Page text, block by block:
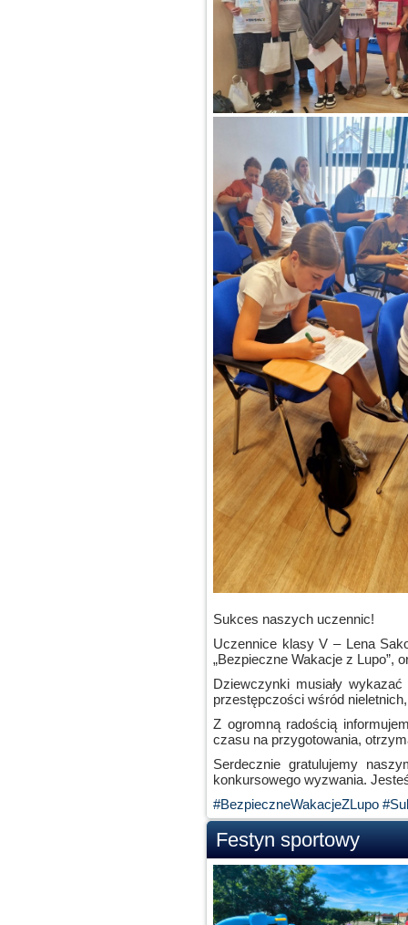
Sukces naszych uczennic!
Uczennice klasy V – Lena
„Bezpieczne Wakacje z Lupo”,
Dziewczynki musiały
przestępczości wśród
Z ogromną radością
czasu na przygotowania,
Serdecznie gratulujemy
konkursowego wyzwania.
#BezpieczneWakacjeZLupo
Festyn sportowy